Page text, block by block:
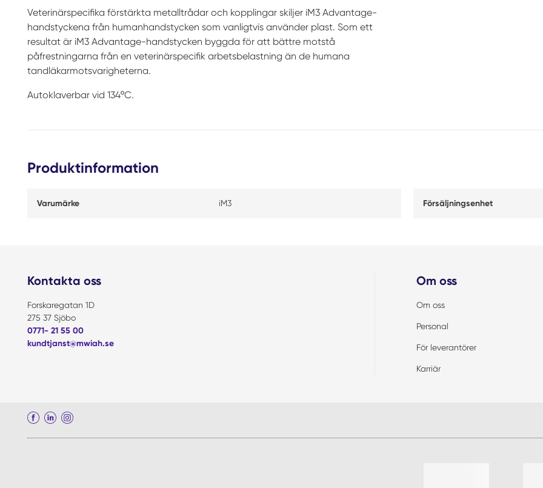
Veterinärspecifika förstärkta metalltrådar och kopplingar skiljer iM3 Advantage-
handstyckena från humanhandstycken som vanligtvis använder plast. Som ett
resultat är iM3 Advantage-handstycken byggda för att bättre motstå
påfrestningarna från en veterinärspecifik arbetsbelastning än de humana
tandläkarmotsvarigheterna.
Autoklaverbar vid 134ºC.
Produktinformation
Varumärke iM3 Försäljningsenhet
Kontakta oss
Forskaregatan 1D
275 37 Sjöbo
0771- 21 55 00
kundtjanst@mwiah.se
Om oss
Om oss
Personal
För leverantörer
Karriär